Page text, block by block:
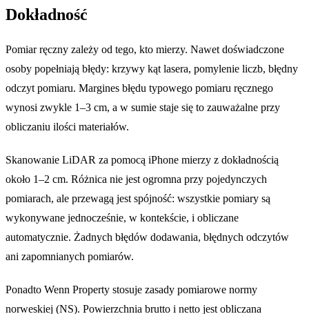
Dokładność
Pomiar ręczny zależy od tego, kto mierzy. Nawet doświadczone
osoby popełniają błędy: krzywy kąt lasera, pomylenie liczb, błędny
odczyt pomiaru. Margines błędu typowego pomiaru ręcznego
wynosi zwykle 1–3 cm, a w sumie staje się to zauważalne przy
obliczaniu ilości materiałów.
Skanowanie LiDAR za pomocą iPhone mierzy z dokładnością
około 1–2 cm. Różnica nie jest ogromna przy pojedynczych
pomiarach, ale przewagą jest spójność: wszystkie pomiary są
wykonywane jednocześnie, w kontekście, i obliczane
automatycznie. Żadnych błędów dodawania, błędnych odczytów
ani zapomnianych pomiarów.
Ponadto Wenn Property stosuje zasady pomiarowe normy
norweskiej (NS). Powierzchnia brutto i netto jest obliczana